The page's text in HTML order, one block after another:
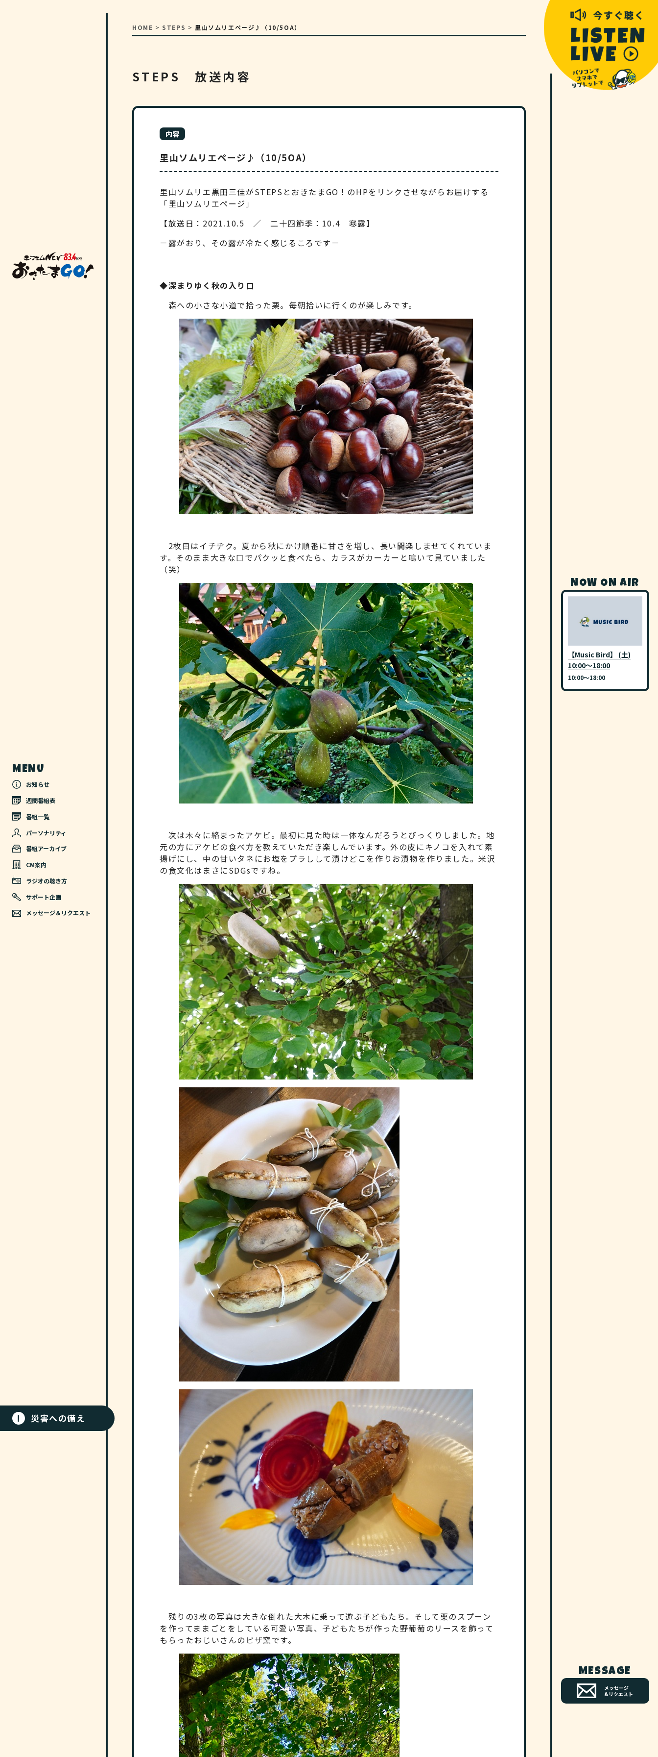
MENU
お知らせ
週間番組表
番組一覧
パーソナリティ
番組アーカイブ
CM案内
ラジオの聴き方
サポート企画
メッセージ＆リクエスト
! 災害への備え
NOW ON AIR
【Music Bird】 (土)
10:00～18:00
10:00〜18:00
MESSAGE
メッセージ
&リクエスト
HOME > STEPS > 里山ソムリエページ♪（10/5OA）
STEPS 放送内容
内容
里山ソムリエページ♪（10/5OA）
里山ソムリエ黒田三佳がSTEPSとおきたまGO！のHPをリンクさせながらお届けする
「里山ソムリエページ」
【放送日：2021.10.5 ／ 二十四節季：10.4 寒露】
－露がおり、その露が冷たく感じるころです－
◆深まりゆく秋の入り口
森への小さな小道で拾った栗。毎朝拾いに行くのが楽しみです。
2枚目はイチヂク。夏から秋にかけ順番に甘さを増し、長い間楽しませてくれていま
す。そのまま大きな口でパクッと食べたら、カラスがカーカーと鳴いて見ていました
（笑）
次は木々に絡まったアケビ。最初に見た時は一体なんだろうとびっくりしました。地
元の方にアケビの食べ方を教えていただき楽しんでいます。外の皮にキノコを入れて素
揚げにし、中の甘いタネにお塩をプラしして漬けどこを作りお漬物を作りました。米沢
の食文化はまさにSDGsですね。
残りの3枚の写真は大きな倒れた大木に乗って遊ぶ子どもたち。そして栗のスプーン
を作ってままごとをしている可愛い写真、子どもたちが作った野葡萄のリースを飾って
もらったおじいさんのピザ窯です。